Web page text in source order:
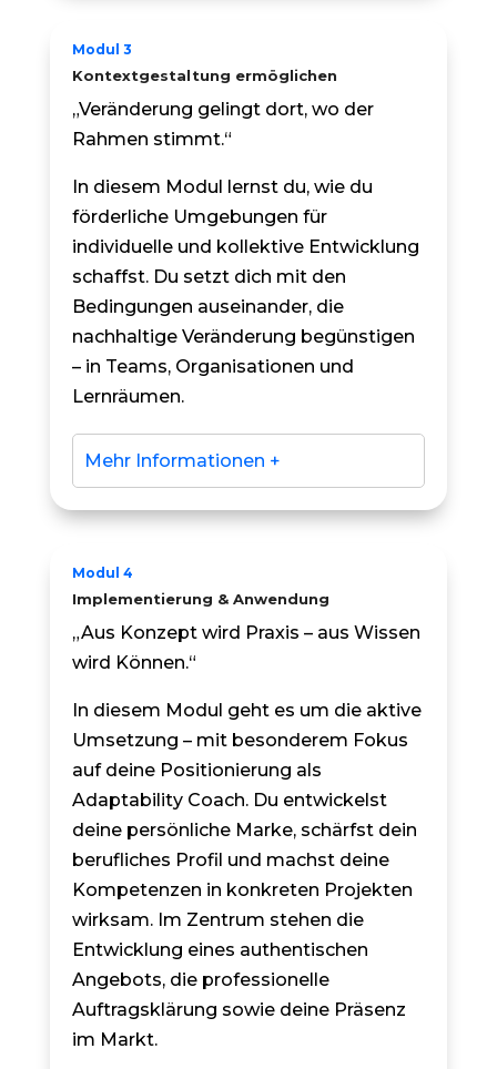
Modul 3
Kontextgestaltung ermöglichen
„Veränderung gelingt dort, wo der
Rahmen stimmt.“
In diesem Modul lernst du, wie du
förderliche Umgebungen für
individuelle und kollektive Entwicklung
schaffst. Du setzt dich mit den
Bedingungen auseinander, die
nachhaltige Veränderung begünstigen
– in Teams, Organisationen und
Lernräumen.
Mehr Informationen +
Modul 4
Implementierung & Anwendung
„Aus Konzept wird Praxis – aus Wissen
wird Können.“
In diesem Modul geht es um die aktive
Umsetzung – mit besonderem Fokus
auf deine Positionierung als
Adaptability Coach. Du entwickelst
deine persönliche Marke, schärfst dein
berufliches Profil und machst deine
Kompetenzen in konkreten Projekten
wirksam. Im Zentrum stehen die
Entwicklung eines authentischen
Angebots, die professionelle
Auftragsklärung sowie deine Präsenz
im Markt.